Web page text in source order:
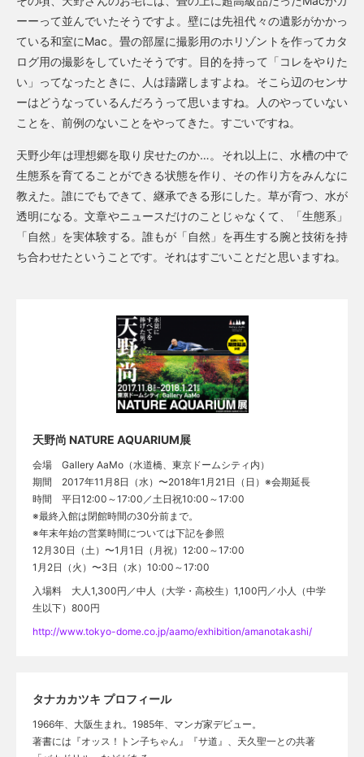
ーーって並んでいたそうですよ。壁には先祖代々の遺影がかかっ
ている和室にMac。畳の部屋に撮影用のホリゾントを作ってカタ
ログ用の撮影をしていたそうです。目的を持って「コレをやりた
い」ってなったときに、人は躊躇しますよね。そこら辺のセンサ
ーはどうなっているんだろうって思いますね。人のやっていない
ことを、前例のないことをやってきた。すごいですね。
天野少年は理想郷を取り戻せたのか…。それ以上に、水槽の中で
生態系を育てることができる状態を作り、その作り方をみんなに
教えた。誰にでもできて、継承できる形にした。草が育つ、水が
透明になる。文章やニュースだけのことじゃなくて、「生態系」
「自然」を実体験する。誰もが「自然」を再生する腕と技術を持
ち合わせたということです。それはすごいことだと思いますね。
天野尚 NATURE AQUARIUM展
会場 Gallery AaMo（水道橋、東京ドームシティ内）
期間 2017年11月8日（水）〜2018年1月21日（日）※会期延長
時間 平日12:00～17:00／土日祝10:00～17:00
※最終入館は閉館時間の30分前まで。
※年末年始の営業時間については下記を参照
12月30日（土）〜1月1日（月祝）12:00～17:00
1月2日（火）〜3日（水）10:00～17:00
入場料 大人1,300円／中人（大学・高校生）1,100円／小人（中学
生以下）800円
http://www.tokyo-dome.co.jp/aamo/exhibition/amanotakashi/
タナカカツキ プロフィール
1966年、大阪生まれ。1985年、マンガ家デビュー。
著書には『オッス！トン子ちゃん』『サ道』、天久聖一との共著